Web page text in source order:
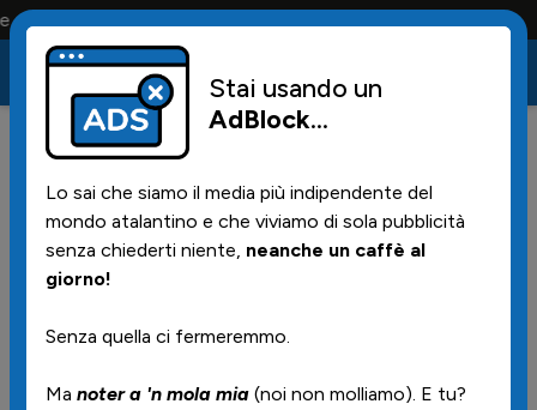
la portano tutta la vita
19/05/2026 | 21.21
Sarri tra Napoli e Atalanta. Le
variabili in gioco secondo
Pedulla'
Secondo l'esperto di mercato Alfredo Pedulla
Stai usando un
AdBlock...
Lo sai che siamo il media più indipendente del
mondo atalantino e che viviamo di sola pubblicità
senza chiederti niente, neanche un caffè al
giorno!
Senza quella ci fermeremmo.
Ma noter a 'n mola mia (noi non molliamo). E tu?